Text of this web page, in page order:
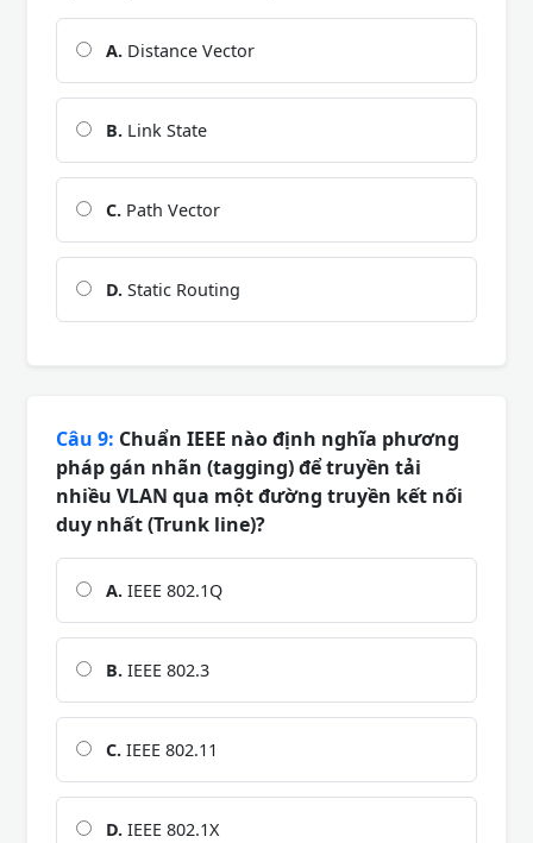
A. Distance Vector
B. Link State
C. Path Vector
D. Static Routing
Câu 9: Chuẩn IEEE nào định nghĩa phương
pháp gán nhãn (tagging) để truyền tải
nhiều VLAN qua một đường truyền kết nối
duy nhất (Trunk line)?
A. IEEE 802.1Q
B. IEEE 802.3
C. IEEE 802.11
D. IEEE 802.1X